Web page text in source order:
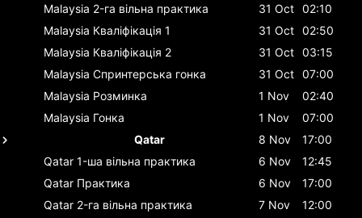
Malaysia 2-га вільна практика 31 Oct 02:10
Malaysia Кваліфікація 1 31 Oct 02:50
Malaysia Кваліфікація 2 31 Oct 03:15
Malaysia Спринтерська гонка 31 Oct 07:00
Malaysia Розминка 1 Nov
02:40
Malaysia Гонка 1 Nov
07:00
Qatar
8 Nov
17:00
Qatar 1-ша вільна практика 6 Nov
12:45
Qatar Практика 6 Nov
17:00
Qatar 2-га вільна практика 7 Nov
12:00